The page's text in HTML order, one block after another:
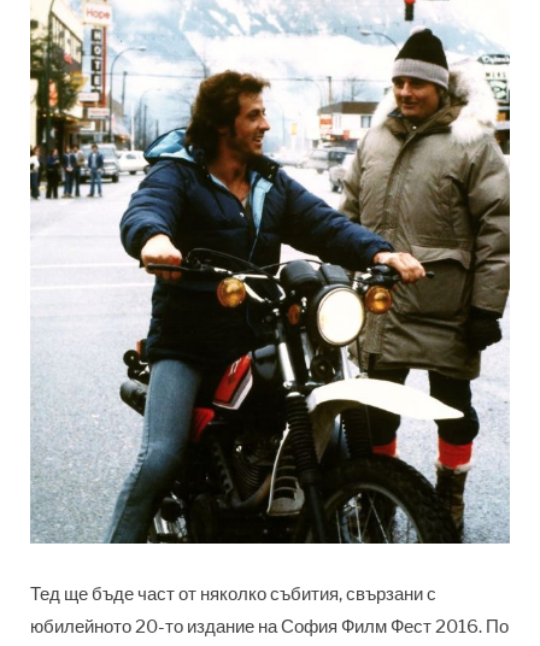
Тед ще бъде част от няколко събития, свързани с
юбилейното 20-то издание на София Филм Фест 2016. По